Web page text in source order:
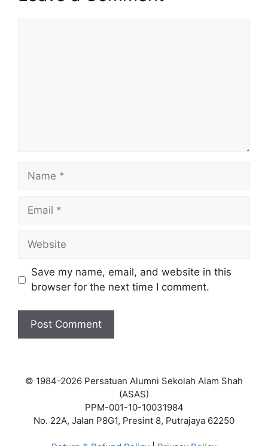
Name
Email
Website
Save my name, email, and website in this
browser for the next time I comment.
© 1984-2026 Persatuan Alumni Sekolah Alam Shah
(ASAS)
PPM-001-10-10031984
No. 22A, Jalan P8G1, Presint 8, Putrajaya 62250